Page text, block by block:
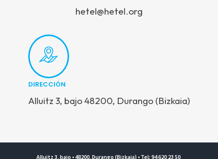
hetel@hetel.org
DIRECCIÓN
Alluitz 3, bajo 48200, Durango (Bizkaia)
Alluitz 3, bajo • 48200, Durango (Bizkaia) • Tel: 94 620 23 50